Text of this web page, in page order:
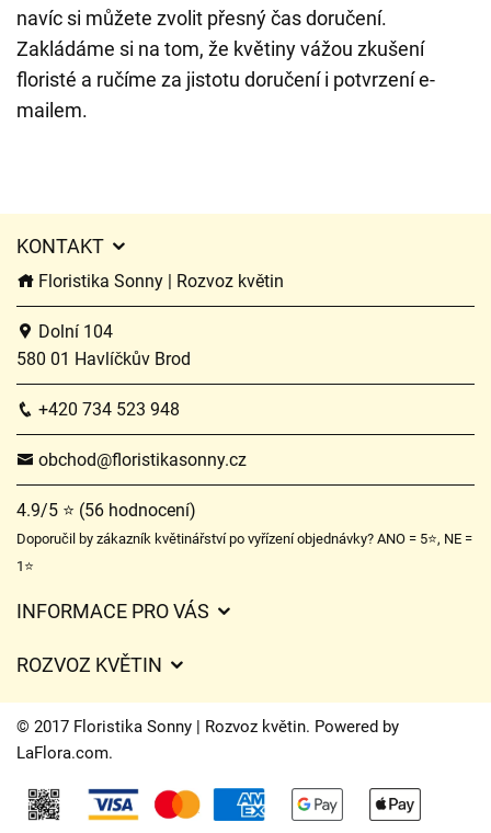
navíc si můžete zvolit přesný čas doručení.
Zakládáme si na tom, že květiny vážou zkušení
floristé a ručíme za jistotu doručení i potvrzení e-
mailem.
KONTAKT
Floristika Sonny | Rozvoz květin
Dolní 104
580 01 Havlíčkův Brod
+420 734 523 948
obchod@floristikasonny.cz
4.9/5 ⭐ (56 hodnocení)
Doporučil by zákazník květinářství po vyřízení objednávky? ANO = 5⭐, NE =
1⭐
INFORMACE PRO VÁS
Certifikáty
Ochrana osobních údajů
O nás
Často kladené dotazy
ROZVOZ KVĚTIN
Ceny za doručení
Kam doručujeme květiny
Kontakt
© 2017 Floristika Sonny | Rozvoz květin. Powered by
LaFlora.com.